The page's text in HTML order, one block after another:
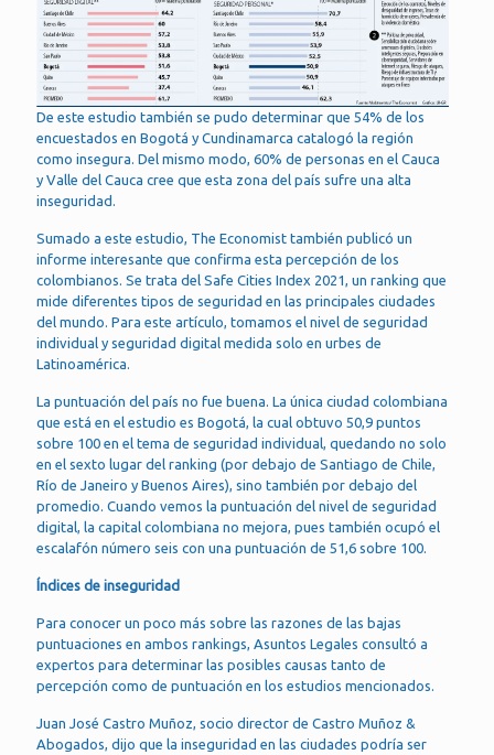
De este estudio también se pudo determinar que 54% de los
encuestados en Bogotá y Cundinamarca catalogó la región
como insegura. Del mismo modo, 60% de personas en el Cauca
y Valle del Cauca cree que esta zona del país sufre una alta
inseguridad.
Sumado a este estudio, The Economist también publicó un
informe interesante que confirma esta percepción de los
colombianos. Se trata del Safe Cities Index 2021, un ranking que
mide diferentes tipos de seguridad en las principales ciudades
del mundo. Para este artículo, tomamos el nivel de seguridad
individual y seguridad digital medida solo en urbes de
Latinoamérica.
La puntuación del país no fue buena. La única ciudad colombiana
que está en el estudio es Bogotá, la cual obtuvo 50,9 puntos
sobre 100 en el tema de seguridad individual, quedando no solo
en el sexto lugar del ranking (por debajo de Santiago de Chile,
Río de Janeiro y Buenos Aires), sino también por debajo del
promedio. Cuando vemos la puntuación del nivel de seguridad
digital, la capital colombiana no mejora, pues también ocupó el
escalafón número seis con una puntuación de 51,6 sobre 100.
Índices de inseguridad
Para conocer un poco más sobre las razones de las bajas
puntuaciones en ambos rankings, Asuntos Legales consultó a
expertos para determinar las posibles causas tanto de
percepción como de puntuación en los estudios mencionados.
Juan José Castro Muñoz, socio director de Castro Muñoz &
Abogados, dijo que la inseguridad en las ciudades podría ser